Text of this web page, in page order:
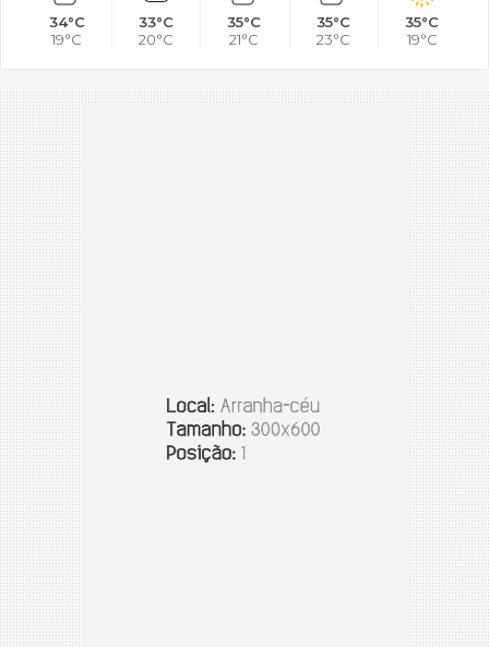
34°C
19°C
33°C
20°C
35°C
21°C
35°C
23°C
35°C
19°C